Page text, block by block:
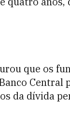
que os
da dívida